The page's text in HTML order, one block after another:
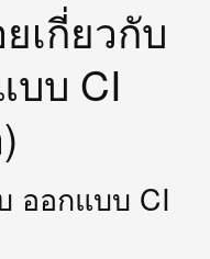
เกี่ยวกับ
บบ CI
ออกแบบ CI